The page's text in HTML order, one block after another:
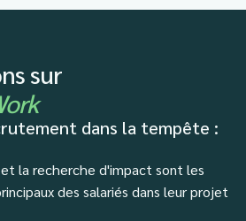
sur
dans la tempête :
la recherche d'impact sont les
des salariés dans leur projet